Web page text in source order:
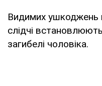
Видимих ушкоджень
слідчі
загибелі чоловіка.